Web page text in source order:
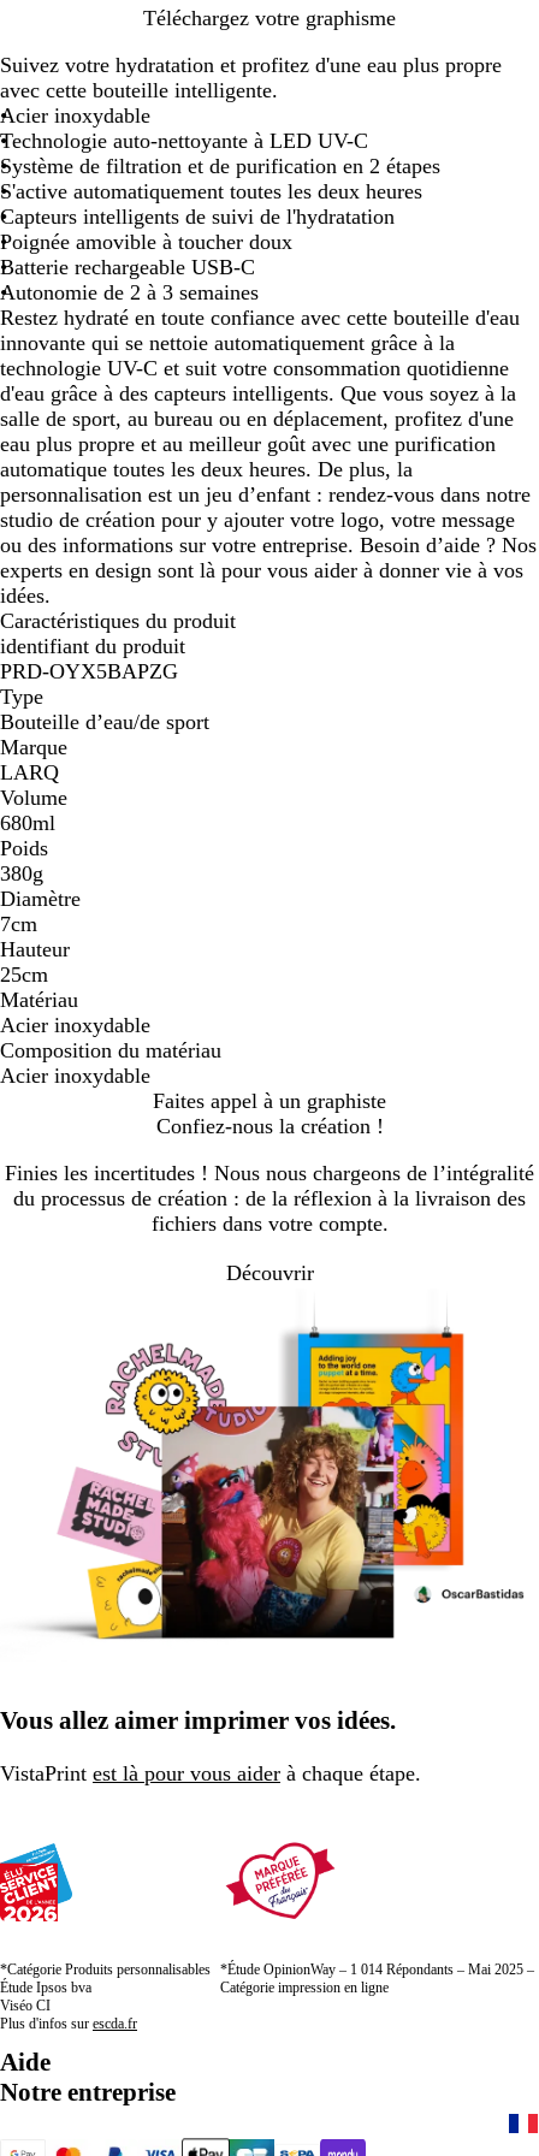
a
n
c
i
r
Téléchargez votre graphisme
Suivez votre hydratation et profitez d'une eau plus propre
avec cette bouteille intelligente.
Acier inoxydable
Technologie auto-nettoyante à LED UV-C
Système de filtration et de purification en 2 étapes
S'active automatiquement toutes les deux heures
Capteurs intelligents de suivi de l'hydratation
Poignée amovible à toucher doux
Batterie rechargeable USB-C
Autonomie de 2 à 3 semaines
Restez hydraté en toute confiance avec cette bouteille d'eau
innovante qui se nettoie automatiquement grâce à la
technologie UV-C et suit votre consommation quotidienne
d'eau grâce à des capteurs intelligents. Que vous soyez à la
salle de sport, au bureau ou en déplacement, profitez d'une
eau plus propre et au meilleur goût avec une purification
automatique toutes les deux heures. De plus, la
personnalisation est un jeu d’enfant : rendez-vous dans notre
studio de création pour y ajouter votre logo, votre message
ou des informations sur votre entreprise. Besoin d’aide ? Nos
experts en design sont là pour vous aider à donner vie à vos
idées.
Caractéristiques du produit
identifiant du produit
PRD-OYX5BAPZG
Type
Bouteille d’eau/de sport
Marque
LARQ
Volume
680ml
Poids
380g
Diamètre
7cm
Hauteur
25cm
Matériau
Acier inoxydable
Composition du matériau
Acier inoxydable
Faites appel à un graphiste
Confiez-nous la création !
Finies les incertitudes ! Nous nous chargeons de l’intégralité
du processus de création : de la réflexion à la livraison des
fichiers dans votre compte.
Découvrir
Vous allez aimer imprimer vos idées.
VistaPrint est là pour vous aider à chaque étape.
*Catégorie Produits personnalisables
Étude Ipsos bva
Viséo CI
Plus d'infos sur escda.fr
*Étude OpinionWay – 1 014 Répondants – Mai 2025 –
Catégorie impression en ligne
Aide
Notre entreprise